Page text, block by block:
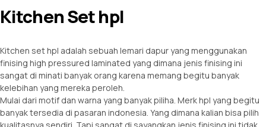
Kitchen Set hpl
Kitchen set hpl adalah sebuah lemari dapur yang menggunakan
finising high pressured laminated yang dimana jenis finising ini
sangat di minati banyak orang karena memang begitu banyak
kelebihan yang mereka peroleh.
Mulai dari motif dan warna yang banyak piliha. Merk hpl yang begitu
banyak tersedia di pasaran indonesia. Yang dimana kalian bisa pilih